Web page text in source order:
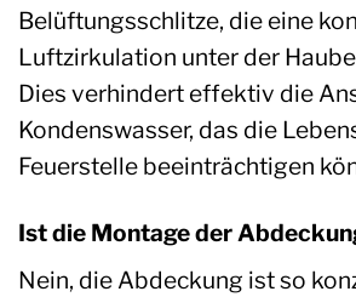
Belüftungsschlitze, die eine
Luftzirkulation unter der
Dies verhindert effektiv die
Kondenswasser, das die
Feuerstelle beeinträchtigen
Ist die Montage der
Nein, die Abdeckung ist so